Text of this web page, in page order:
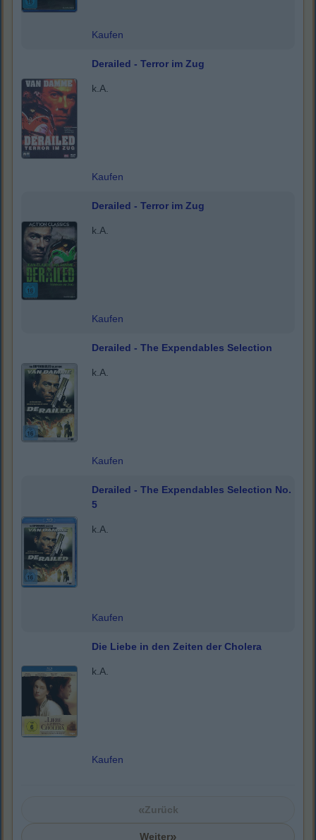
Kaufen
Derailed - Terror im Zug
k.A.
Kaufen
Derailed - Terror im Zug
k.A.
Kaufen
Derailed - The Expendables Selection
k.A.
Kaufen
Derailed - The Expendables Selection No.
5
k.A.
Kaufen
Die Liebe in den Zeiten der Cholera
k.A.
Kaufen
«Zurück
Weiter»